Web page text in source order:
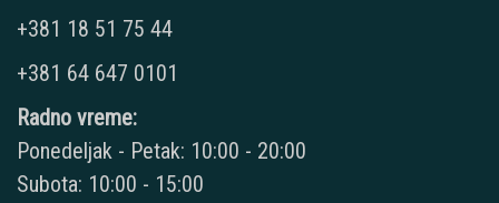
+381 18 51 75 44
+381 64 647 0101
Radno vreme:
Ponedeljak - Petak: 10:00 - 20:00
Subota: 10:00 - 15:00